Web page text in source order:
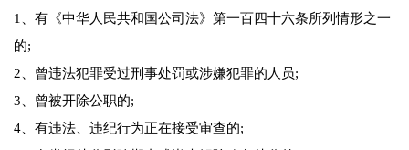
1、有《中华人民共和国公司法》第一百四十六条所列情形之一
的;
2、曾违法犯罪受过刑事处罚或涉嫌犯罪的人员;
3、曾被开除公职的;
4、有违法、违纪行为正在接受审查的;